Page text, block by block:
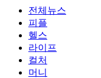
전체뉴스
피플
헬스
라이프
컬처
머니